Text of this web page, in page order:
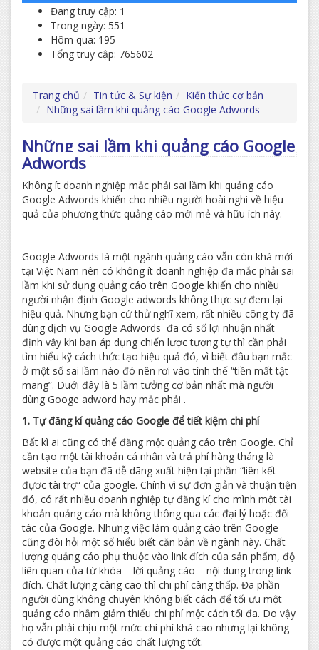
Đang truy cập: 1
Trong ngày: 551
Hôm qua: 195
Tổng truy cập: 765602
Trang chủ Tin tức & Sự kiện
Kiến thức cơ bản
Những sai lầm khi quảng cáo Google Adwords
Những sai lầm khi quảng cáo Google
Adwords
Không ít doanh nghiệp mắc phải sai lầm khi quảng cáo
Google Adwords khiến cho nhiều người hoài nghi về hiệu
quả của phương thức quảng cáo mới mẻ và hữu ích này.
Google Adwords là một ngành quảng cáo vẫn còn khá mới
tại Việt Nam nên có không ít doanh nghiệp đã mắc phải sai
lầm khi sử dụng quảng cáo trên Google khiến cho nhiều
người nhận định Google adwords không thực sự đem lại
hiệu quả. Nhưng bạn cứ thử nghĩ xem, rất nhiều công ty đã
dùng dịch vụ Google Adwords đã có số lợi nhuận nhất
định vậy khi bạn áp dụng chiến lược tương tự thì cần phải
tìm hiểu kỹ cách thức tạo hiệu quả đó, vì biết đâu bạn mắc
ở một số sai lầm nào đó nên rơi vào tình thế “tiền mất tật
mang”. Duới đây là 5 lầm tưởng cơ bản nhất mà người
dùng Googe adword hay mắc phải .
1. Tự đăng kí quảng cáo Google để tiết kiệm chi phí
Bất kì ai cũng có thể đăng một quảng cáo trên Google. Chỉ
cần tạo một tài khoản cá nhân và trả phí hàng tháng là
website của bạn đã dễ dãng xuất hiện tại phần “liên kết
đựơc tài trợ“ của google. Chính vì sự đơn giản và thuận tiện
đó, có rất nhiều doanh nghiệp tự đăng kí cho mình một tài
khoản quảng cáo mà không thông qua các đại lý hoặc đối
tác của Google. Nhưng việc làm quảng cáo trên Google
cũng đòi hỏi một số hiểu biết căn bản về ngành này. Chất
lượng quảng cáo phụ thuộc vào link đích của sản phẩm, độ
liên quan của từ khóa – lời quảng cáo – nội dung trong link
đích. Chất lượng càng cao thì chi phí càng thấp. Đa phần
người dùng không chuyên không biết cách để tối ưu một
quảng cáo nhằm giảm thiểu chi phí một cách tối đa. Do vậy
họ vẫn phải chịu một mức chi phí khá cao nhưng lại không
có được một quảng cáo chất lượng tốt.